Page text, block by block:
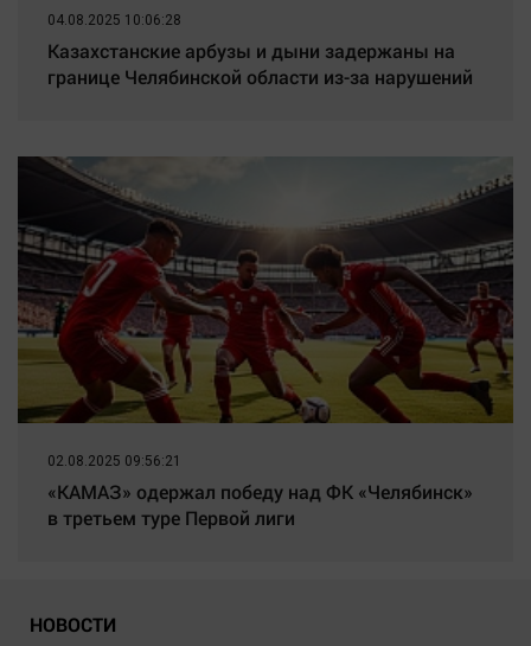
04.08.2025 10:06:28
Казахстанские арбузы и дыни задержаны на
границе Челябинской области из-за нарушений
02.08.2025 09:56:21
«КАМАЗ» одержал победу над ФК «Челябинск»
в третьем туре Первой лиги
НОВОСТИ